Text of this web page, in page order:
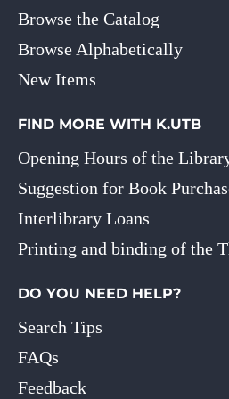
Browse the Catalog
Browse Alphabetically
New Items
FIND MORE WITH K.UTB
Opening Hours of the
Suggestion for Book
Interlibrary Loans
Printing and binding of the
DO YOU NEED HELP?
Search Tips
FAQs
Feedback